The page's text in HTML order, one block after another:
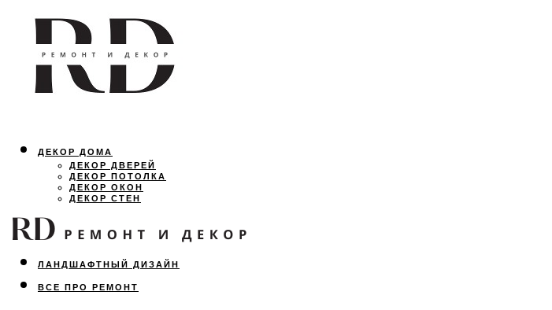
ДЕКОР ДОМА
ДЕКОР ДВЕРЕЙ
ДЕКОР ПОТОЛКА
ДЕКОР ОКОН
ДЕКОР СТЕН
ОСВЕЩЕНИЕ
ДИЗАЙН ИНТЕРЬЕРА
ЛАНДШАФТНЫЙ ДИЗАЙН
ВСЕ ПРО РЕМОНТ